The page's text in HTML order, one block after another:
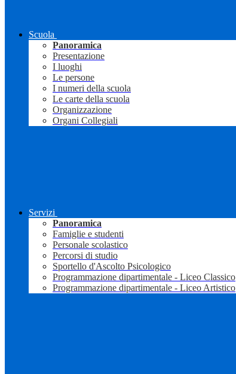
Scuola
Panoramica
Presentazione
I luoghi
Le persone
I numeri della scuola
Le carte della scuola
Organizzazione
Organi Collegiali
Servizi
Panoramica
Famiglie e studenti
Personale scolastico
Percorsi di studio
Sportello d'Ascolto Psicologico
Programmazione dipartimentale - Liceo Classico
Programmazione dipartimentale - Liceo Artistico